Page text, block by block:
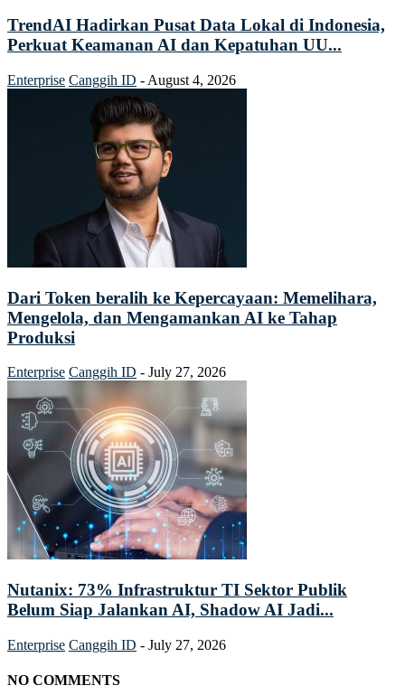
TrendAI Hadirkan Pusat Data Lokal di Indonesia,
Perkuat Keamanan AI dan Kepatuhan UU...
Enterprise Canggih ID - August 4, 2026
Dari Token beralih ke Kepercayaan: Memelihara,
Mengelola, dan Mengamankan AI ke Tahap
Produksi
Enterprise Canggih ID - July 27, 2026
Nutanix: 73% Infrastruktur TI Sektor Publik
Belum Siap Jalankan AI, Shadow AI Jadi...
Enterprise Canggih ID - July 27, 2026
NO COMMENTS